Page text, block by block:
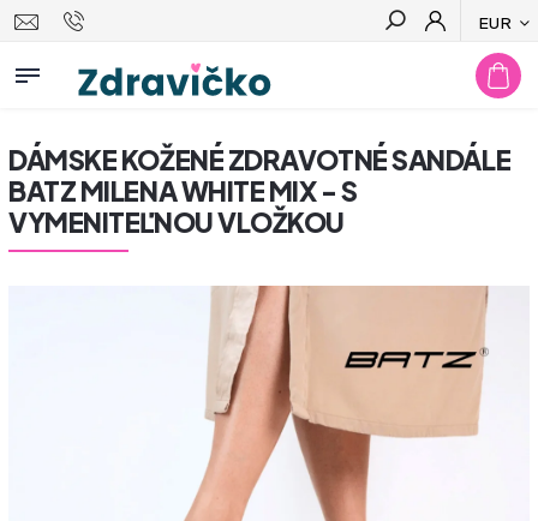
EUR
Hľadať
DÁMSKE KOŽENÉ ZDRAVOTNÉ SANDÁLE
BATZ MILENA WHITE MIX - S
VYMENITEĽNOU VLOŽKOU